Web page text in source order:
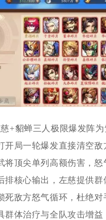
+貂蝉三人极限爆发阵为
开局一轮爆发直接清空敌
将顶尖单列高额伤害，怒
排核心输出，左慈提供群
死敌方怒气循环，杜绝对
群体治疗与全队攻击增益